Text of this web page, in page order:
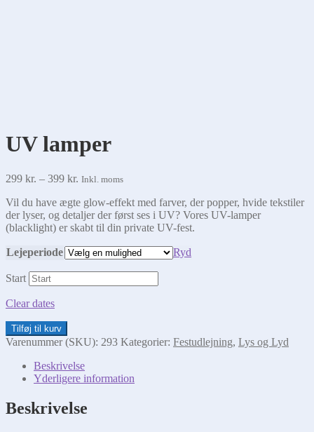
UV lamper
299 kr. – 399 kr. Prisinterval:
til
399 kr.
Inkl. moms
Vil du have ægte glow-effekt med farver, der popper, hvide tekstiler
der lyser, og detaljer der først ses i UV? Vores UV-lamper
(blacklight) er skabt til din private UV-fest.
Lejeperiode Ryd
Start
Clear dates
UV
lamper
Tilføj til kurv
Varenummer (SKU): 293 Kategorier: Festudlejning, Lys og Lyd
Beskrivelse
Yderligere information
Beskrivelse